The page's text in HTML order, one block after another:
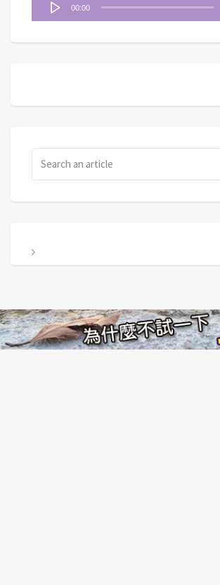
00:00